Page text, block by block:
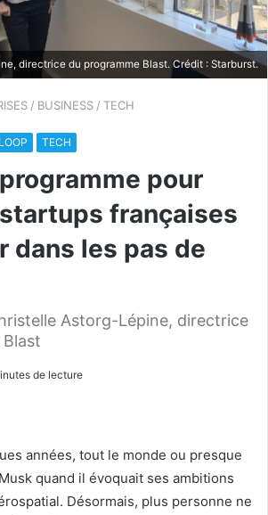
directrice du programme Blast. Crédit : Starburst.
/ BUSINESS / TECH
TECH
pour
françaises
dans les pas de
Astorg-Lépine, directrice
de lecture
années, tout le monde ou presque
quand il évoquait ses ambitions
Désormais, plus personne ne